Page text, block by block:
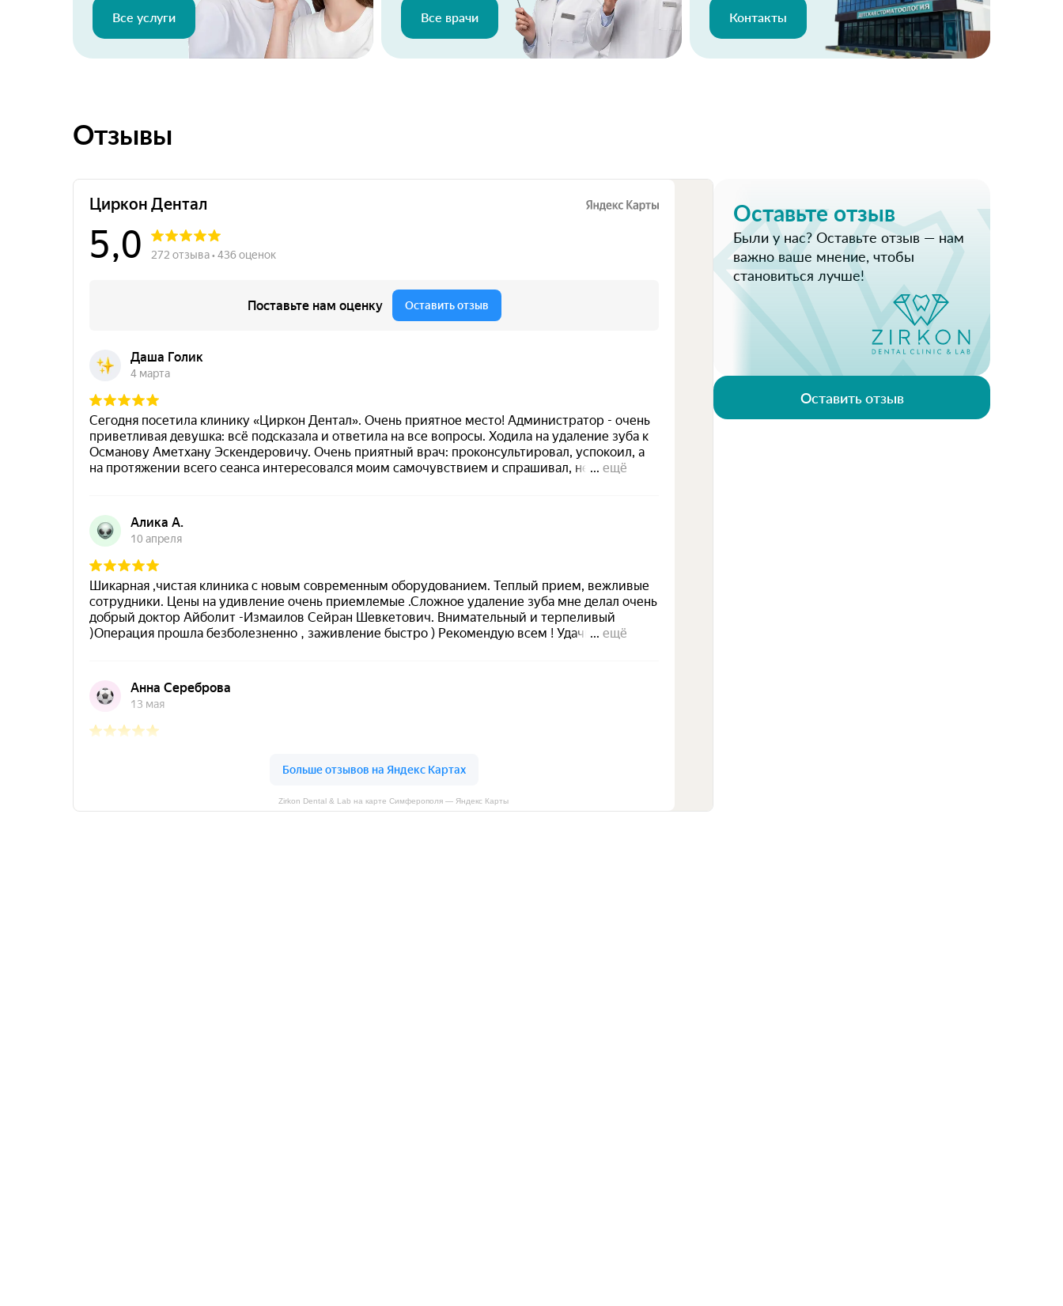
Все услуги Все врачи Контакты
Отзывы
Zirkon Dental & Lab на карте Симферополя — Яндекс Карты
Оставьте отзыв
Были у нас? Оставьте отзыв — нам
важно ваше мнение, чтобы
становиться лучше!
Оставить отзыв